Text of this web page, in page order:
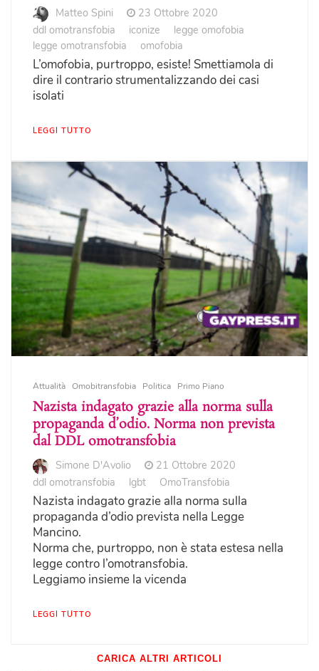
Matteo Spini
23 Ottobre 2020
ddl omotransfobia
iconize
legge omofobia
legge omotransfobia
omofobia
L’omofobia, purtroppo, esiste! Smettiamola di
dire il contrario strumentalizzando dei casi
isolati
LEGGI TUTTO
Attualità Omobitransfobia Politica Primo Piano
Nazista indagato grazie alla norma sulla
propaganda d’odio. Norma non prevista
dal DDL omotransfobia
Simone D'Avolio
21 Ottobre 2020
ddl omotransfobia
lgbt OmoTransfobia
Nazista indagato grazie alla norma sulla
propaganda d’odio prevista nella Legge
Mancino.
Norma che, purtroppo, non è stata estesa nella
legge contro l’omotransfobia.
Leggiamo insieme la vicenda
LEGGI TUTTO
CARICA ALTRI ARTICOLI